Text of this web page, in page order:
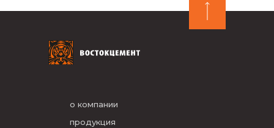
о компании
продукция